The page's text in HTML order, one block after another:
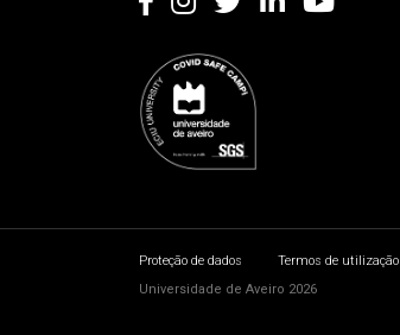
Proteção de dados Termos de utilização
Universidade de Aveiro 2026